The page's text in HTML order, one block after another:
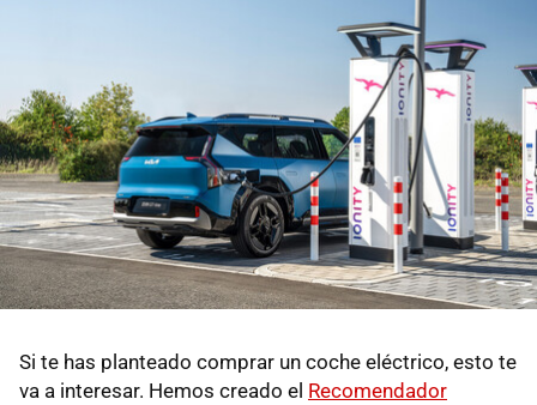
Si te has planteado comprar un coche eléctrico, esto te
va a interesar. Hemos creado el Recomendador